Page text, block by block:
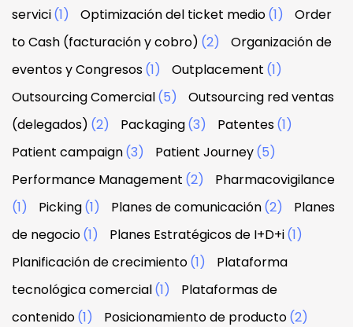
servici(1) Optimización del ticket medio(1)
Order
to Cash (facturación y cobro) (2)
Organización de
eventos y Congresos(1) Outplacement (1)
Outsourcing Comercial(5)
Outsourcing red ventas
(delegados) (2) Packaging(3) Patentes(1)
Patient campaign(3) Patient Journey(5)
Performance Management (2)
Pharmacovigilance
(1)
Picking(1) Planes de comunicación(2)
Planes
de negocio(1) Planes Estratégicos de I+D+i(1)
Planificación de crecimiento(1)
Plataforma
tecnológica comercial(1)
Plataformas de
contenido(1) Posicionamiento de producto(2)